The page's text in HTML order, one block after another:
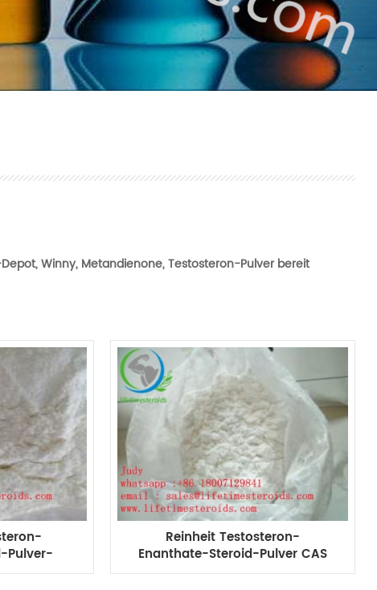
Winny, Metandienone, Testosteron-Pulver bereit
Pulver-
für
Reinheit Testosteron-
Enanthate-Steroid-Pulver CAS
315-37-7 99,99% für